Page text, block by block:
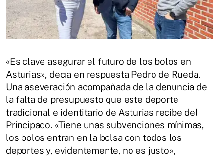
«Es clave asegurar el futuro de los bolos en
Asturias», decía en respuesta Pedro de Rueda.
Una aseveración acompañada de la denuncia de
la falta de presupuesto que este deporte
tradicional e identitario de Asturias recibe del
Principado. «Tiene unas subvenciones mínimas,
los bolos entran en la bolsa con todos los
deportes y, evidentemente, no es justo»,